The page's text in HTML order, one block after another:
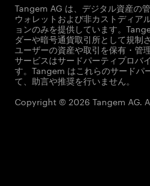
Tangem AG は、デジタル資産の
ウォレットおよび非カストディア
ョンのみを提供しています。
ダーや暗号通貨取引所として規制
ユーザーの資産や取引を保有・管
サービスはサードパーティプロバ
す。Tangem はこれらのサードパ
て、助言や推奨を行いません。